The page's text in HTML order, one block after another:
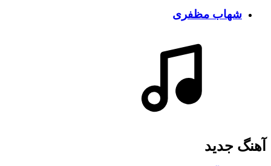
شهاب مظفری
آهنگ جديد